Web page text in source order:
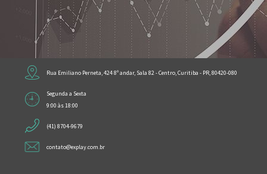
Rua Emiliano Perneta, 424 8º andar, Sala 82 - Centro, Curitiba - PR, 80420-080
Segunda a Sexta
9:00 às 18:00
(41) 8704-9679
contato@explay.com.br